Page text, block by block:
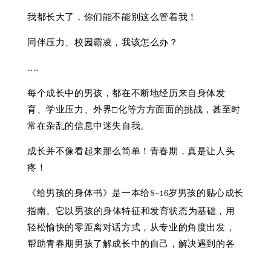
我都长大了，你们能不能别这么管着我！
同伴压力、校园霸凌，我该怎么办？
……
每个成长中的男孩，都在不断地经历来自身体发
育、学业压力、外界□化等方方面面的挑战，甚至时
常在杂乱的信息中迷失自我。
成长并不像看起来那么简单！青春期，真是让人头
疼！
《给男孩的身体书》是一本给8~16岁男孩的贴心成长
指南。它以男孩的身体特征和发育状态为基础，用
轻松愉快的零距离对话方式，从专业的角度出发，
帮助青春期男孩了解成长中的自己，解决遇到的各